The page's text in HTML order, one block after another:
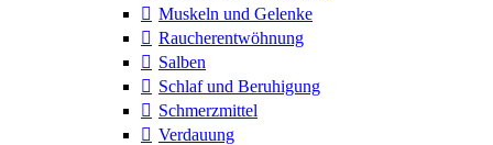
Muskeln und Gelenke
Raucherentwöhnung
Salben
Schlaf und Beruhigung
Schmerzmittel
Verdauung